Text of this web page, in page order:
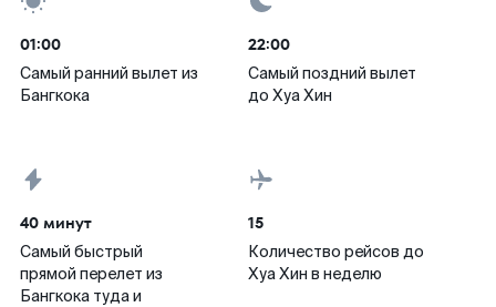
01:00
Самый ранний вылет из
Бангкока
22:00
Самый поздний вылет
до Хуа Хин
40 минут
Самый быстрый
прямой перелет из
Бангкока туда и
15
Количество рейсов до
Хуа Хин в неделю